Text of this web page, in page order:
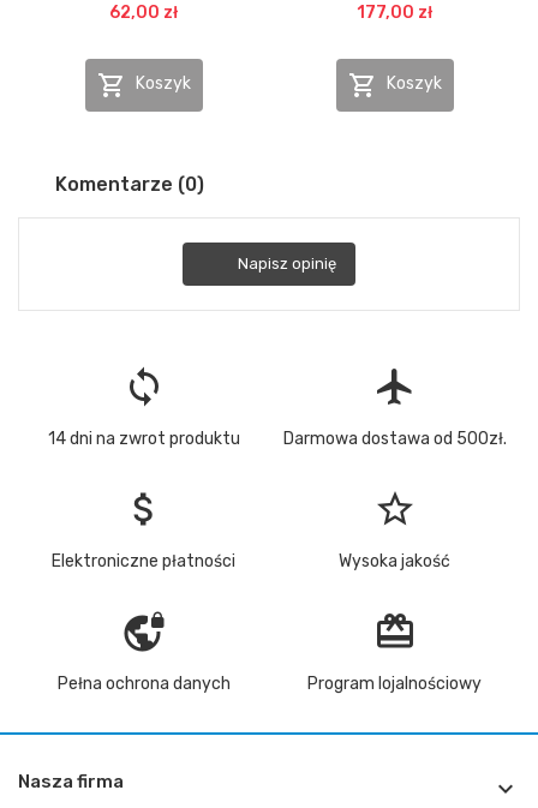
62,00 zł
 Koszyk
177,00 zł
 Koszyk
Komentarze (0)
Napisz opinię
loop
14 dni na zwrot produktu
flight
Darmowa dostawa od 500zł.
attach_money
Elektroniczne płatności
star_border
Wysoka jakość
vpn_lock
Pełna ochrona danych
redeem
Program lojalnościowy
Nasza firma 